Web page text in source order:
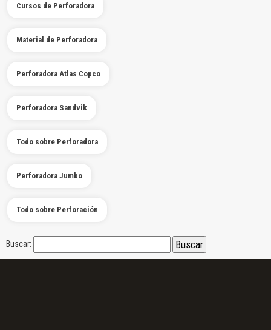
Cursos de Perforadora
Material de Perforadora
Perforadora Atlas Copco
Perforadora Sandvik
Todo sobre Perforadora
Perforadora Jumbo
Todo sobre Perforación
Buscar: